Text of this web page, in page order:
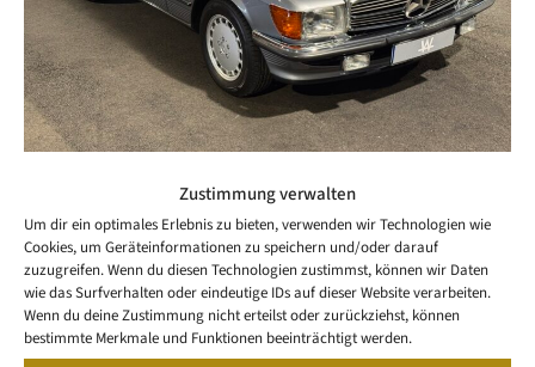
Zustimmung verwalten
Um dir ein optimales Erlebnis zu bieten, verwenden wir Technologien wie
Cookies, um Geräteinformationen zu speichern und/oder darauf
zuzugreifen. Wenn du diesen Technologien zustimmst, können wir Daten
wie das Surfverhalten oder eindeutige IDs auf dieser Website verarbeiten.
Wenn du deine Zustimmung nicht erteilst oder zurückziehst, können
bestimmte Merkmale und Funktionen beeinträchtigt werden.